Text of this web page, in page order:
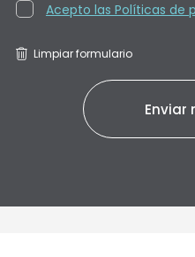
Acepto las Políticas de
Limpiar formulario